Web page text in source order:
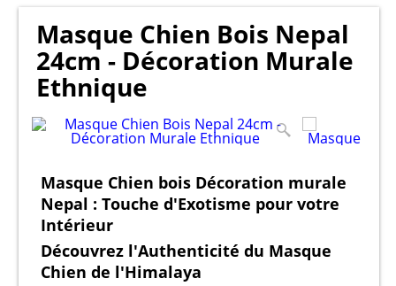
Masque Chien Bois Nepal
24cm - Décoration Murale
Ethnique
Masque Chien bois Décoration murale
Nepal : Touche d'Exotisme pour votre
Intérieur
Découvrez l'Authenticité du Masque
Chien de l'Himalaya